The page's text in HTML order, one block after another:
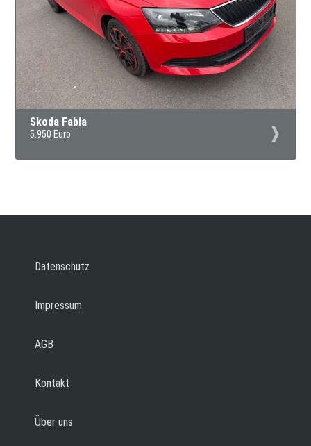
Skoda Fabia
5.950 Euro
Datenschutz
Impressum
AGB
Kontakt
Über uns